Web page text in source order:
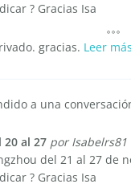
? Gracias Isa
gracias. Leer más
a una
al 27 por Isabelrs81
del 21 al 27 de
? Gracias Isa